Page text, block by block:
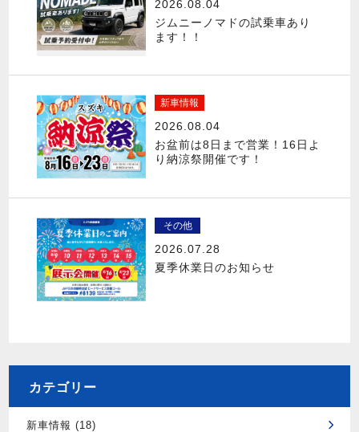
2026.08.04
ジムニーノマドの試乗車あり
ます！！
新車情報
2026.08.04
お盆前は8日まで営業！16日よ
り納涼祭開催です！
その他
2026.07.28
夏季休業日のお知らせ
カテゴリー
新車情報 (18)